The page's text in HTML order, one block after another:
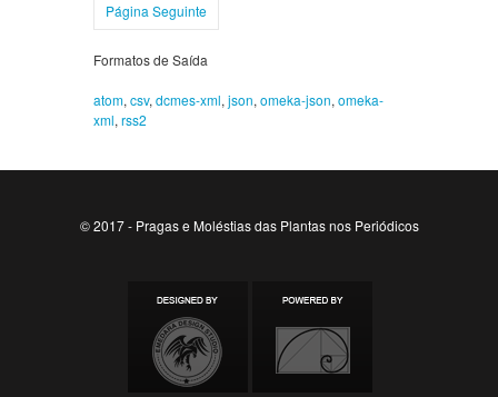
Página Seguinte
Formatos de Saída
atom, csv, dcmes-xml, json, omeka-json, omeka-
xml, rss2
© 2017 - Pragas e Moléstias das Plantas nos Periódicos